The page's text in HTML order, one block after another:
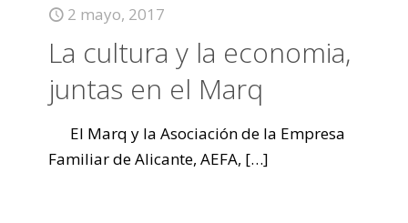
2 mayo, 2017
La cultura y la economia,
juntas en el Marq
El Marq y la Asociación de la Empresa
Familiar de Alicante, AEFA, […]